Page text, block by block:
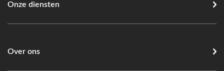
Onze diensten
Over ons